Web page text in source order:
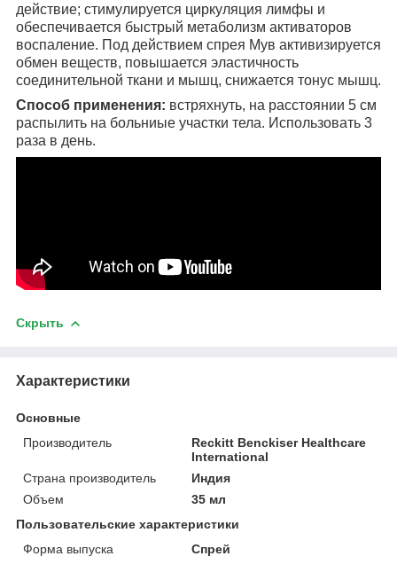
действие; стимулируется циркуляция лимфы и
обеспечивается быстрый метаболизм активаторов
воспаление. Под действием спрея Мув активизируется
обмен веществ, повышается эластичность
соединительной ткани и мышц, снижается тонус мышц.
Способ применения: встряхнуть, на расстоянии 5 см
распылить на больниые участки тела. Использовать 3
раза в день.
Скрыть
Характеристики
Основные
Производитель
Reckitt Benckiser Healthcare
International
Страна производитель
Индия
Объем
35 мл
Пользовательские характеристики
Форма выпуска
Спрей